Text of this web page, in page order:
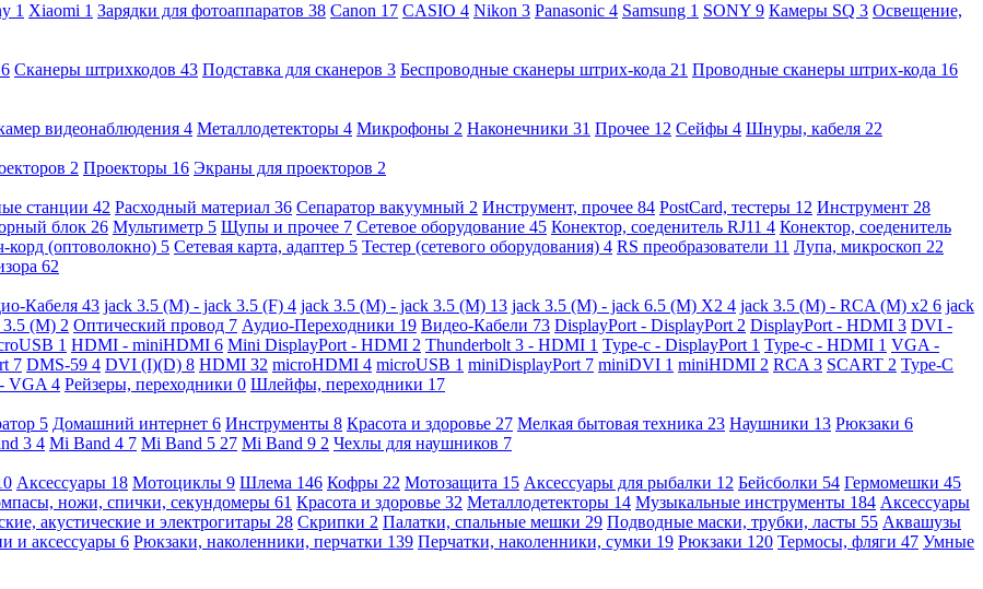
1 Xiaomi 1 Зарядки для фотоаппаратов 38 Canon 17 CASIO 4 Nikon 3 Panasonic 4 Samsung 1 SONY 9 Камеры SQ 3 Освещение,
6 Сканеры штрихкодов 43 Подставка для сканеров 3 Беспроводные сканеры штрих-кода 21 Проводные сканеры штрих-кода 16
видеонаблюдения 4 Металлодетекторы 4 Микрофоны 2 Наконечники 31 Прочее 12 Сейфы 4 Шнуры, кабеля 22
2 Проекторы 16 Экраны для проекторов 2
станции 42 Расходный материал 36 Сепаратор вакуумный 2 Инструмент, прочее 84 PostCard, тестеры 12 Инструмент 28
блок 26 Мультиметр 5 Щупы и прочее 7 Сетевое оборудование 45 Конектор, соеденитель RJ11 4 Конектор, соеденитель
корд (оптоволокно) 5 Сетевая карта, адаптер 5 Тестер (сетевого оборудования) 4 RS преобразователи 11 Лупа, микроскоп 22
62
Кабеля 43 jack 3.5 (M) - jack 3.5 (F) 4 jack 3.5 (M) - jack 3.5 (M) 13 jack 3.5 (M) - jack 6.5 (M) X2 4 jack 3.5 (M) - RCA (M) x2 6 jack
3.5 (M) 2 Оптический провод 7 Аудио-Переходники 19 Видео-Кабели 73 DisplayPort - DisplayPort 2 DisplayPort - HDMI 3 DVI -
1 HDMI - miniHDMI 6 Mini DisplayPort - HDMI 2 Thunderbolt 3 - HDMI 1 Type-c - DisplayPort 1 Type-c - HDMI 1 VGA -
7 DMS-59 4 DVI (I)(D) 8 HDMI 32 microHDMI 4 microUSB 1 miniDisplayPort 7 miniDVI 1 miniHDMI 2 RCA 3 SCART 2 Type-C
VGA 4 Рейзеры, переходники 0 Шлейфы, переходники 17
5 Домашний интернет 6 Инструменты 8 Красота и здоровье 27 Мелкая бытовая техника 23 Наушники 13 Рюкзаки 6
3 4 Mi Band 4 7 Mi Band 5 27 Mi Band 9 2 Чехлы для наушников 7
Аксессуары 18 Мотоциклы 9 Шлема 146 Кофры 22 Мотозащита 15 Аксессуары для рыбалки 12 Бейсболки 54 Гермомешки 45
ножи, спички, секундомеры 61 Красота и здоровье 32 Металлодетекторы 14 Музыкальные инструменты 184 Аксессуары
акустические и электрогитары 28 Скрипки 2 Палатки, спальные мешки 29 Подводные маски, трубки, ласты 55 Аквашузы
и аксессуары 6 Рюкзаки, наколенники, перчатки 139 Перчатки, наколенники, сумки 19 Рюкзаки 120 Термосы, фляги 47 Умные